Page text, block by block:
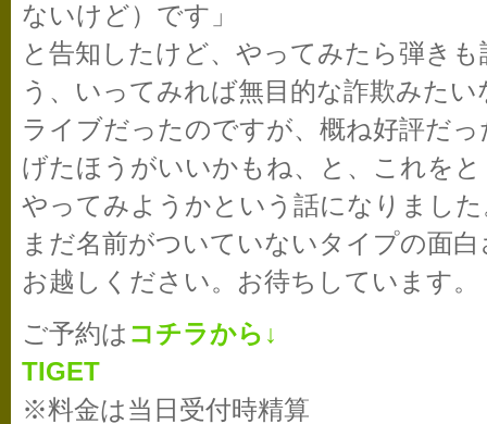
ないけど）です」
と告知したけど、やってみたら弾き
う、いってみれば無目的な詐欺みた
ライブだったのですが、概ね好評だ
げたほうがいいかもね、と、これを
やってみようかという話になりました
まだ名前がついていないタイプの面
お越しください。お待ちしています。
ご予約は コチラから↓
TIGET
※料金は当日受付時精算